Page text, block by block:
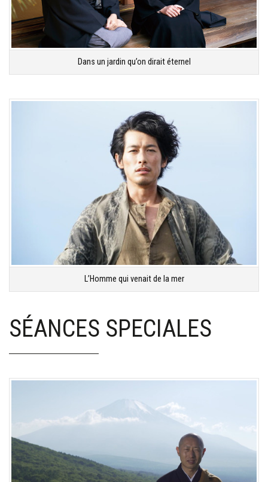
Dans un jardin qu’on dirait éternel
L’Homme qui venait de la mer
SÉANCES SPECIALES